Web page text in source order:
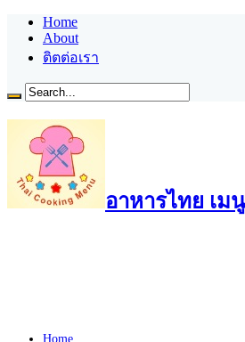
Home
About
ติตต่อเรา
อาหารไทย เม
Home